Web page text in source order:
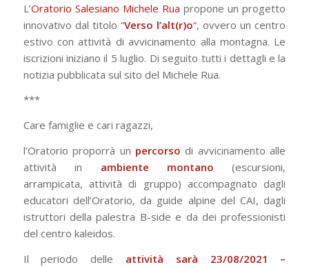
L’Oratorio Salesiano Michele Rua propone un progetto
innovativo dal titolo “Verso l’alt(r)o“, ovvero un centro
estivo con attività di avvicinamento alla montagna. Le
iscrizioni iniziano il 5 luglio. Di seguito tutti i dettagli e la
notizia pubblicata sul sito del Michele Rua.
***
Care famiglie e cari ragazzi,
l’Oratorio proporrà un percorso di avvicinamento alle
attività in ambiente montano (escursioni,
arrampicata, attività di gruppo) accompagnato dagli
educatori dell’Oratorio, da guide alpine del CAI, dagli
istruttori della palestra B-side e da dei professionisti
del centro kaleidos.
Il periodo delle attività sarà 23/08/2021 –